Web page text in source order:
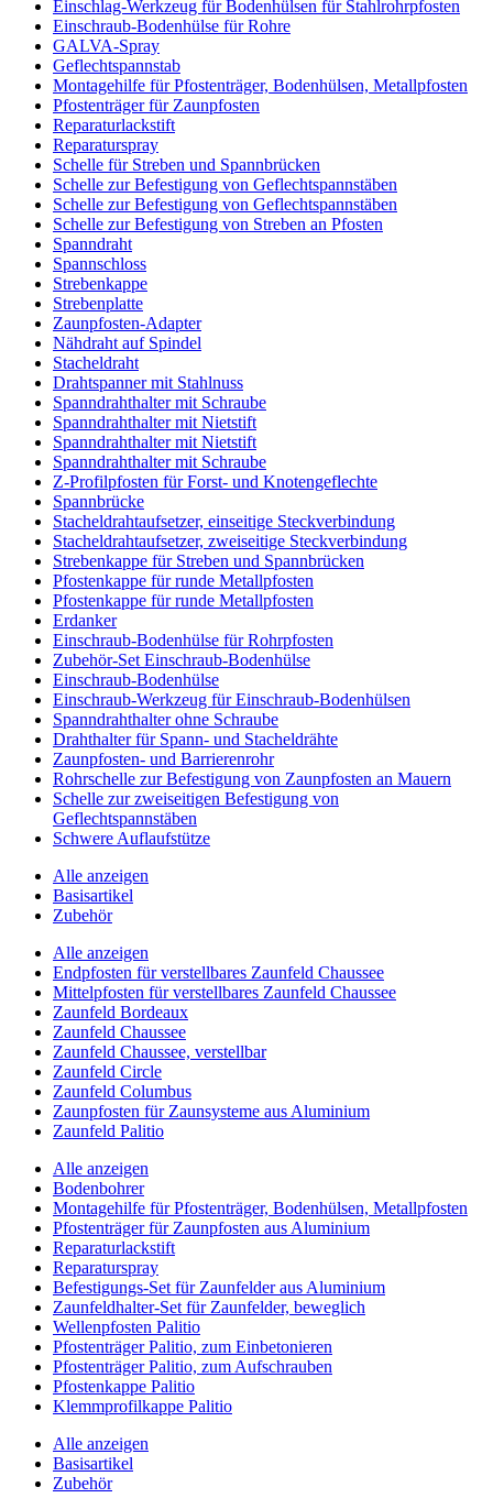
Einschlag-Werkzeug für Bodenhülsen für Stahlrohrpfosten
Einschraub-Bodenhülse für Rohre
GALVA-Spray
Geflechtspannstab
Montagehilfe für Pfostenträger, Bodenhülsen, Metallpfosten
Pfostenträger für Zaunpfosten
Reparaturlackstift
Reparaturspray
Schelle für Streben und Spannbrücken
Schelle zur Befestigung von Geflechtspannstäben
Schelle zur Befestigung von Geflechtspannstäben
Schelle zur Befestigung von Streben an Pfosten
Spanndraht
Spannschloss
Strebenkappe
Strebenplatte
Zaunpfosten-Adapter
Nähdraht auf Spindel
Stacheldraht
Drahtspanner mit Stahlnuss
Spanndrahthalter mit Schraube
Spanndrahthalter mit Nietstift
Spanndrahthalter mit Nietstift
Spanndrahthalter mit Schraube
Z-Profilpfosten für Forst- und Knotengeflechte
Spannbrücke
Stacheldrahtaufsetzer, einseitige Steckverbindung
Stacheldrahtaufsetzer, zweiseitige Steckverbindung
Strebenkappe für Streben und Spannbrücken
Pfostenkappe für runde Metallpfosten
Pfostenkappe für runde Metallpfosten
Erdanker
Einschraub-Bodenhülse für Rohrpfosten
Zubehör-Set Einschraub-Bodenhülse
Einschraub-Bodenhülse
Einschraub-Werkzeug für Einschraub-Bodenhülsen
Spanndrahthalter ohne Schraube
Drahthalter für Spann- und Stacheldrähte
Zaunpfosten- und Barrierenrohr
Rohrschelle zur Befestigung von Zaunpfosten an Mauern
Schelle zur zweiseitigen Befestigung von
Geflechtspannstäben
Schwere Auflaufstütze
Alle anzeigen
Basisartikel
Zubehör
Alle anzeigen
Endpfosten für verstellbares Zaunfeld Chaussee
Mittelpfosten für verstellbares Zaunfeld Chaussee
Zaunfeld Bordeaux
Zaunfeld Chaussee
Zaunfeld Chaussee, verstellbar
Zaunfeld Circle
Zaunfeld Columbus
Zaunpfosten für Zaunsysteme aus Aluminium
Zaunfeld Palitio
Alle anzeigen
Bodenbohrer
Montagehilfe für Pfostenträger, Bodenhülsen, Metallpfosten
Pfostenträger für Zaunpfosten aus Aluminium
Reparaturlackstift
Reparaturspray
Befestigungs-Set für Zaunfelder aus Aluminium
Zaunfeldhalter-Set für Zaunfelder, beweglich
Wellenpfosten Palitio
Pfostenträger Palitio, zum Einbetonieren
Pfostenträger Palitio, zum Aufschrauben
Pfostenkappe Palitio
Klemmprofilkappe Palitio
Alle anzeigen
Basisartikel
Zubehör